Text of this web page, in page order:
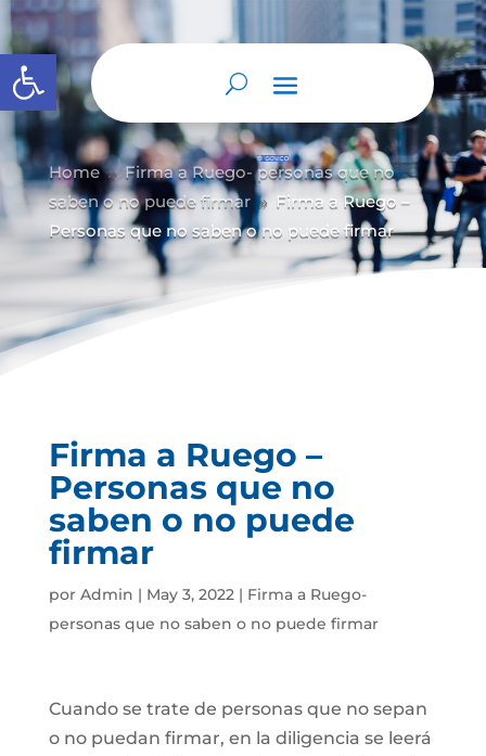
Abrir barra de herramientas
Home 9 Firma a Ruego- personas que no
saben o no puede firmar 9
Firma a Ruego –
Personas que no saben o no puede firmar
Firma a Ruego –
Personas que no
saben o no puede
firmar
por Admin | May 3, 2022| Firma a Ruego-
personas que no saben o no puede firmar
Cuando se trate de personas que no sepan
o no puedan firmar, en la diligencia se leerá